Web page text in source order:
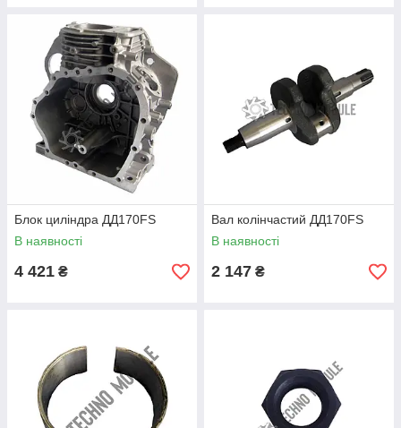
Блок циліндра ДД170FS
В наявності
4 421 ₴
Вал колінчастий ДД170FS
В наявності
2 147 ₴